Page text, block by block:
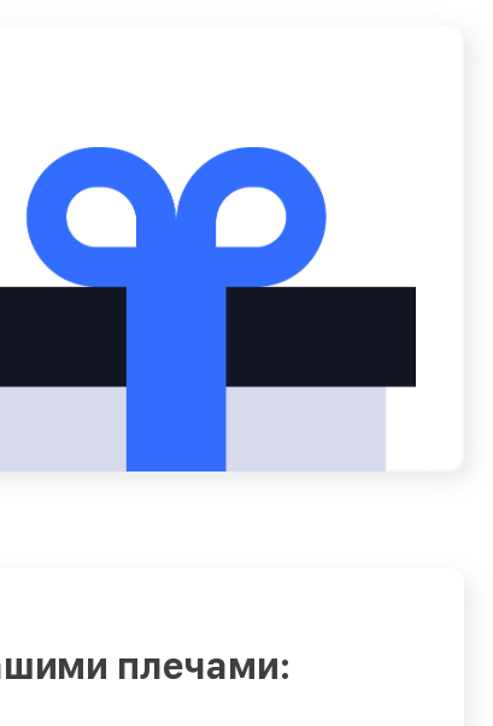
плечами: